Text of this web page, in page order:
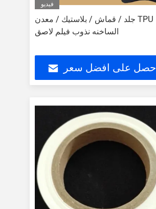
فيديو
جلد / قماش / بلاستيك / معدن TPU
الساخنه نذوب فيلم لاصق
احصل على افضل سعر